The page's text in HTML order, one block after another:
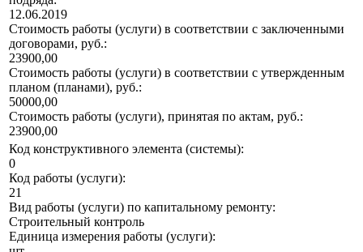
12.06.2019
Стоимость работы (услуги) в соответствии с заключенными
договорами, руб.:
23900,00
Стоимость работы (услуги) в соответствии с утвержденным
планом (планами), руб.:
50000,00
Стоимость работы (услуги), принятая по актам, руб.:
23900,00
Код конструктивного элемента (системы):
0
Код работы (услуги):
21
Вид работы (услуги) по капитальному ремонту:
Строительный контроль
Единица измерения работы (услуги):